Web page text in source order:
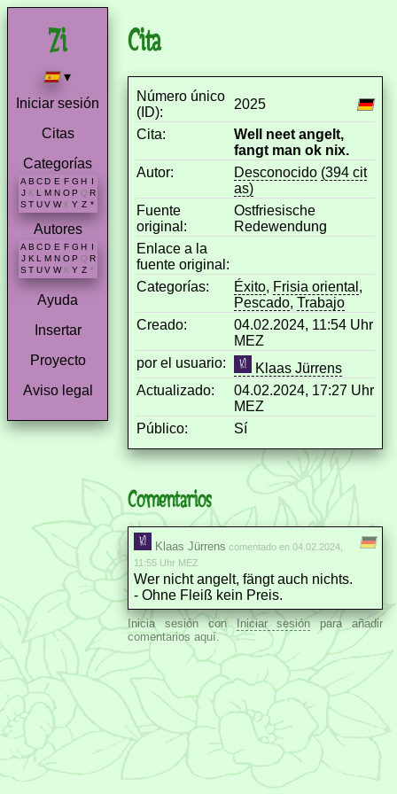
▾
Iniciar sesión
Citas
Categorías
A B C D E F G H I
J K L M N O P Q R
S T U V W X Y Z *
Autores
A B C D E F G H
J K L M N O P Q R
S T U V W X Y Z *
Ayuda
Insertar
Proyecto
Aviso legal
Cita
Número único
(ID):
2025
Cita:
Well neet angelt,
fangt man ok nix.
Autor:
Desconocido (394 cit
as)
Fuente
original:
Ostfriesische
Redewendung
Enlace a la
fuente original:
Categorías:
Éxito, Frisia oriental ,
Pescado, Trabajo
Creado:
04.02.2024, 11:54 Uhr
MEZ
por el usuario:
Klaas Jürrens
Actualizado:
04.02.2024, 17:27 Uhr
MEZ
Público:
Sí
Comentarios
Klaas Jürrens comentado en 04.02.2024,
11:55 Uhr MEZ
Wer nicht angelt, fängt auch nichts.
- Ohne Fleiß kein Preis.
Inicia sesión conIniciar sesiónpara añadir
comentarios aquí.